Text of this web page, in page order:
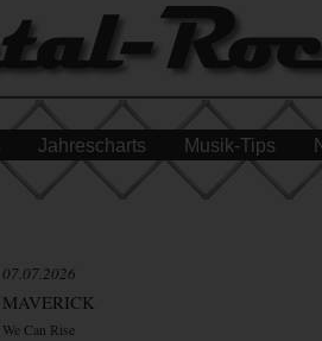
Jahrescharts Musik-Tips
07.07.2026
MAVERICK
We Can Rise